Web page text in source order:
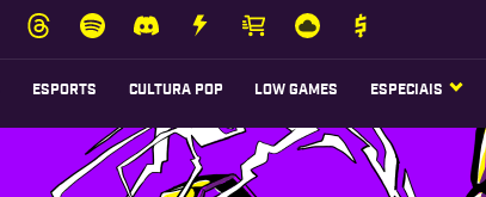
ESPORTS CULTURA POP LOW GAMES ESPECIAIS